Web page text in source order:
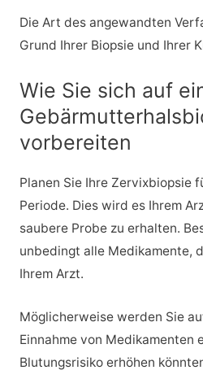
Die Art des angewandten
Grund Ihrer Biopsie und Ihrer
Wie Sie sich auf
vorbereiten
Planen Sie Ihre Zervixbiopsie
Periode. Dies wird es Ihrem
saubere Probe zu erhalten.
unbedingt alle Medikamente,
Ihrem Arzt.
Möglicherweise werden Sie
Einnahme von Medikamenten
Blutungsrisiko erhöhen